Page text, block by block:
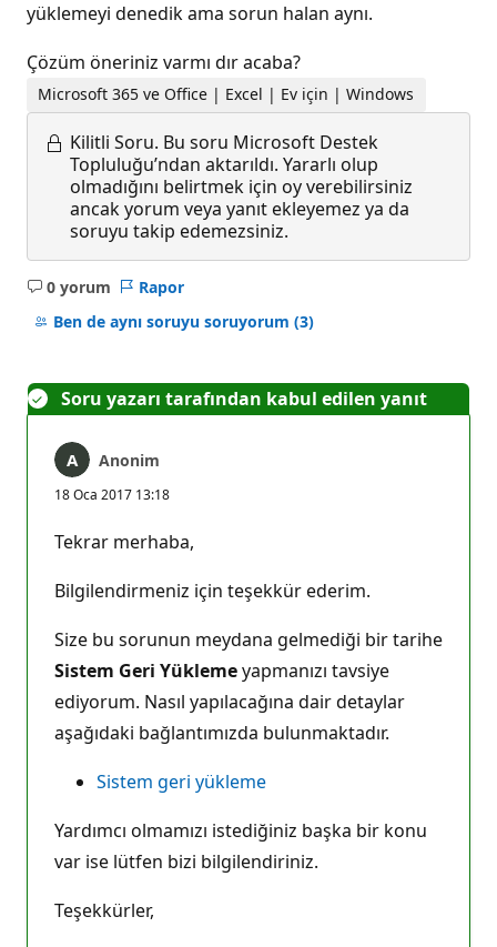
yüklemeyi denedik ama sorun halan aynı.
Çözüm öneriniz varmı dır acaba?
Microsoft 365 ve Office | Excel | Ev için | Windows
Kilitli Soru. Bu soru Microsoft Destek
Topluluğu’ndan aktarıldı. Yararlı olup
olmadığını belirtmek için oy verebilirsiniz
ancak yorum veya yanıt ekleyemez ya da
soruyu takip edemezsiniz.
0 yorum
Açıklama
yok
Rapor
Ben de aynı soruyu soruyorum (3)
Soru yazarı tarafından kabul edilen yanıt
Anonim
18 Oca 2017 13:18
Tekrar merhaba,
Bilgilendirmeniz için teşekkür ederim.
Size bu sorunun meydana gelmediği bir tarihe
Sistem Geri Yüklemeyapmanızı tavsiye
ediyorum. Nasıl yapılacağına dair detaylar
aşağıdaki bağlantımızda bulunmaktadır.
Sistem geri yükleme
Yardımcı olmamızı istediğiniz başka bir konu
var ise lütfen bizi bilgilendiriniz.
Teşekkürler,